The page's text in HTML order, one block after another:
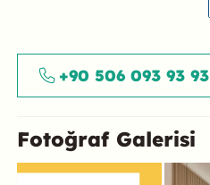
+90 506 093 93 93
Fotoğraf Galerisi